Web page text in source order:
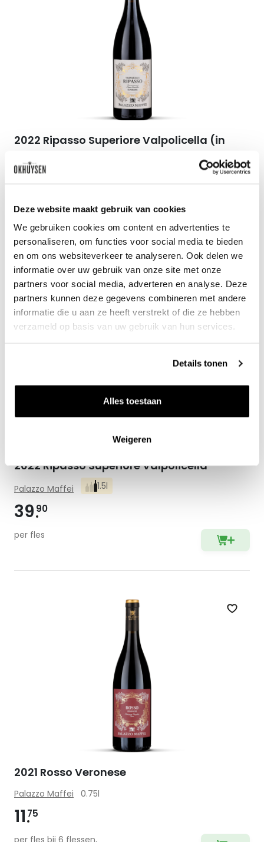
Deze website maakt gebruik van cookies
We gebruiken cookies om content en advertenties te
personaliseren, om functies voor social media te bieden
en om ons websiteverkeer te analyseren. Ook delen we
informatie over uw gebruik van onze site met onze
partners voor social media, adverteren en analyse. Deze
partners kunnen deze gegevens combineren met andere
informatie die u aan ze heeft verstrekt of die ze hebben
verzameld op basis van uw gebruik van hun services.
Details tonen
Alles toestaan
Weigeren
2022 Ripasso Superiore Valpolicella (in
houten kist)
45
per fles
Zet
2022 Ripasso Superiore Valpolicella
Palazzo Maffei 1.5l
39 90
per fles
Zet
2021 Rosso Veronese
Palazzo Maffei 0.75l
11 75
per fles bij 6 flessen,